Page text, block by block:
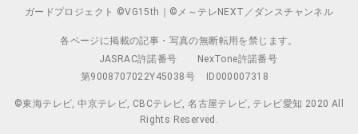
ガードプロジェクト ©VG15th｜©メ～テレNEXT／ダンスチャンネル
各ページに掲載の記事・写真の無断転用を禁じます。
JASRAC許諾番号
NexTone許諾番号
第9008707022Y45038号
ID000007318
©東海テレビ, 中京テレビ, CBCテレビ, 名古屋テレビ, テレビ愛知 2020 All
Rights Reserved.